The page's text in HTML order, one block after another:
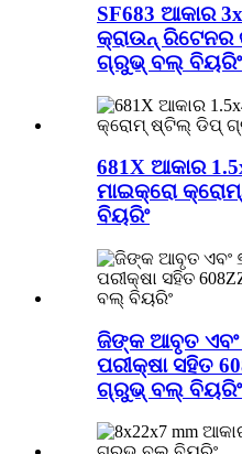
SF683 ଆକାର
କ୍ରାଉନ୍
ଗ୍ରୁଭ୍ ବଲ୍ ବିୟରିଂ
681X ଆକାର
ମାଇକ୍ରୋ
ବିୟରିଂ
ଜିଙ୍କ ଆବୃତ ଏବଂ
ପରୀକ୍ଷା ସହିତ
ଗ୍ରୁଭ୍ ବଲ୍ ବିୟରିଂ